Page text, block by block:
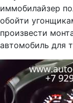
иммобилайзер
обойти
произвести
автомобиль для